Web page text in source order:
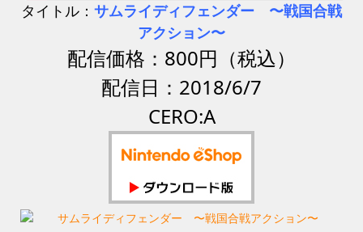
タイトル： サムライディフェンダー 〜戦国合戦
アクション〜
配信価格：800円（税込）
配信日：2018/6/7
CERO:A